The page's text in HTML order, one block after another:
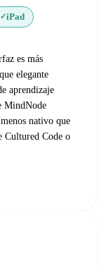
✓iPad
es más
elegante
aprendizaje
MindNode
nativo que
Cultured Code o